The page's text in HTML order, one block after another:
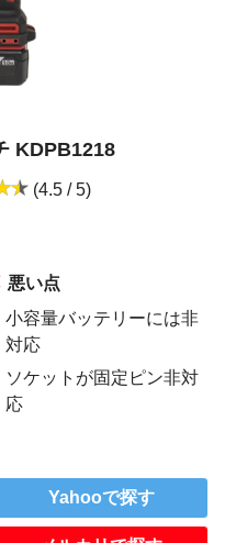
KDPB1218
(4.5 / 5)
悪い点
小容量バッテリーには非
対応
ソケットが固定ピン非対
応
Yahooで探す